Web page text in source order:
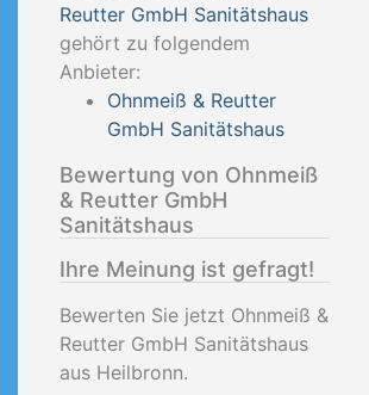
Reutter GmbH Sanitätshaus
gehört zu folgendem
Anbieter:
Ohnmeiß & Reutter
GmbH Sanitätshaus
Bewertung von Ohnmeiß
& Reutter GmbH
Sanitätshaus
Ihre Meinung ist gefragt!
Bewerten Sie jetzt Ohnmeiß &
Reutter GmbH Sanitätshaus
aus Heilbronn.